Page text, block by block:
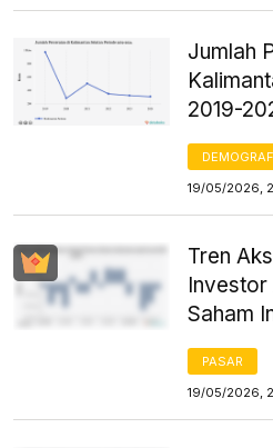
Jumlah
2019-
19/05/2026,
Tren
Investor
Saham
PASAR
19/05/2026,